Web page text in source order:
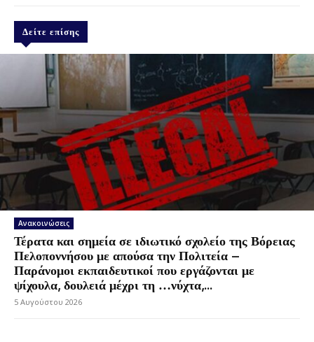
Δείτε επίσης
Ανακοινώσεις
Τέρατα και σημεία σε ιδιωτικό σχολείο της Βόρειας
Πελοποννήσου με απούσα την Πολιτεία –
Παράνομοι εκπαιδευτικοί που εργάζονται με
ψίχουλα, δουλειά μέχρι τη …νύχτα,...
5 Αυγούστου 2026